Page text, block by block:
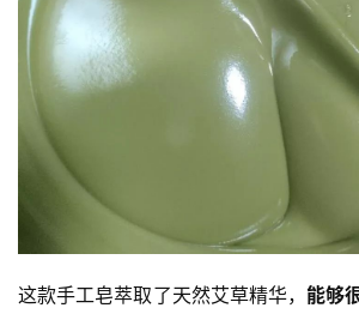
这款手工皂萃取了天然艾草精华，能够